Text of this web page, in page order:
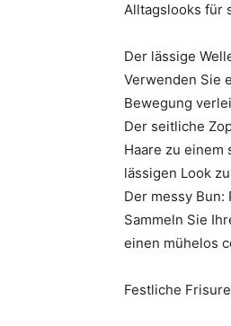
Alltagslooks für
Der lässige
Verwenden Sie
Bewegung
Der seitliche
Haare zu einem
lässigen Look
Der messy
Sammeln Sie
einen mühelos
Festliche